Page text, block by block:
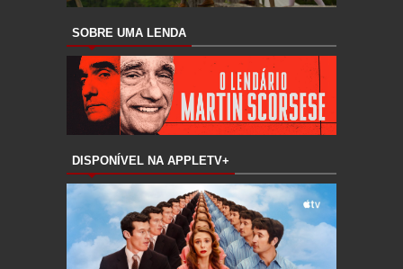
SOBRE UMA LENDA
DISPONÍVEL NA APPLETV+